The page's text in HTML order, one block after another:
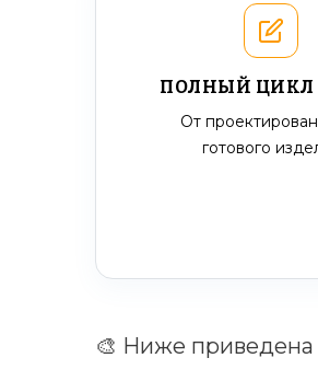
ПОЛНЫЙ ЦИКЛ
От
готового
🎨 Ниже